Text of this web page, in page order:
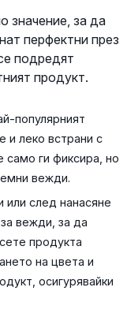
значение, за да
перфектни през
подредят
продукт.
популярният
и леко встрани с
само ги фиксира, но
вежди.
или след нанасяне
вежди, за да
продукта
на цвета и
осигурявайки